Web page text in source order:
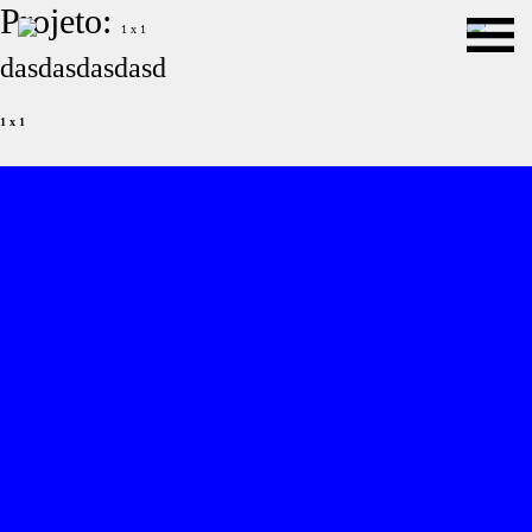
Projeto: 1 x 1
dasdasdasdasd
1 x 1